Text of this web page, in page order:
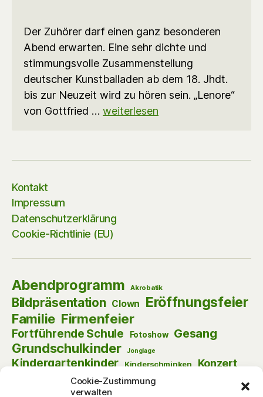
Cookie-Zustimmung
verwalten
Der Zuhörer darf einen ganz besonderen
Abend erwarten. Eine sehr dichte und
stimmungsvolle Zusammenstellung
deutscher Kunstballaden ab dem 18. Jhdt.
bis zur Neuzeit wird zu hören sein. „Lenore“
von Gottfried … weiterlesen
Kontakt
Impressum
Datenschutzerklärung
Cookie-Richtlinie (EU)
Abendprogramm Akrobatik
Bildpräsentation Clown Eröffnungsfeier
Familie Firmenfeier
Fortführende Schule Fotoshow Gesang
Grundschulkinder Jonglage
Kindergartenkinder Kinderschminken Konzert
Krimi-Dinner Kulturnacht